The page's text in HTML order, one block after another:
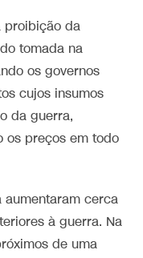
proibição da
tomada na
os governos
cujos insumos
da guerra,
os preços em todo
aumentaram cerca
à guerra. Na
de uma